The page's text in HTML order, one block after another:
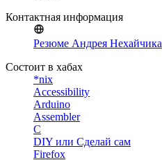
Контактная информация
Резюме Андрея Нехайчика
Состоит в хабах
*nix
Accessibility
Arduino
Assembler
C
DIY или Сделай сам
Firefox